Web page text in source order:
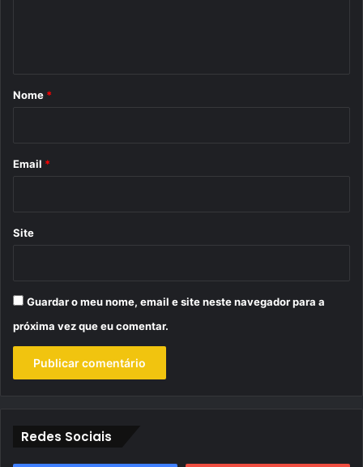
r
*
Nome *
Email *
Site
Guardar o meu nome, email e site neste navegador para a
próxima vez que eu comentar.
Redes Sociais